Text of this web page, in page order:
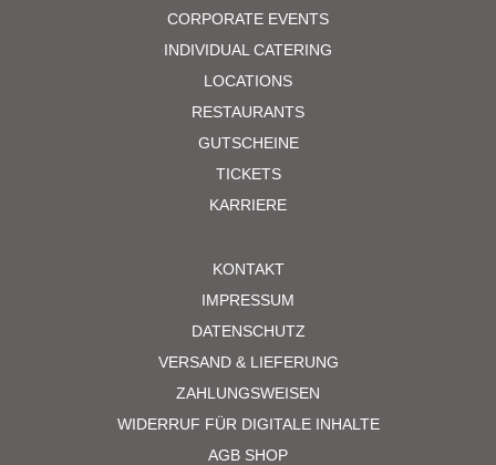
CORPORATE EVENTS
INDIVIDUAL CATERING
LOCATIONS
RESTAURANTS
GUTSCHEINE
TICKETS
KARRIERE
KONTAKT
IMPRESSUM
DATENSCHUTZ
VERSAND & LIEFERUNG
ZAHLUNGSWEISEN
WIDERRUF FÜR DIGITALE INHALTE
AGB SHOP